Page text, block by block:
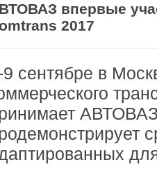
впервые
2017
9 сентябре в